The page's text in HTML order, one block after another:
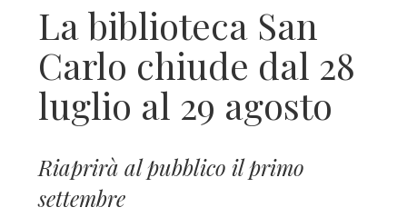
La biblioteca San
Carlo chiude dal 28
luglio al 29 agosto
Riaprirà al pubblico il primo
settembre